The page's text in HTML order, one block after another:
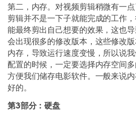
第二，内存。对视频剪辑稍微有一
剪辑并不是一下子就能完成的工作
能最终剪出自己想要的效果，这也
会出现很多的修改版本，这些修改
内存，导致运行速度变慢，所以说
配置的时候，一定要选择内存空间
方便我们储存电影软件。一般来说
好的。
第3部分：硬盘